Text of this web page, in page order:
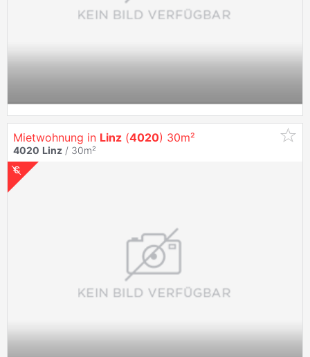
Mietwohnung in Linz (4020) 30m²
4020 Linz / 30m²